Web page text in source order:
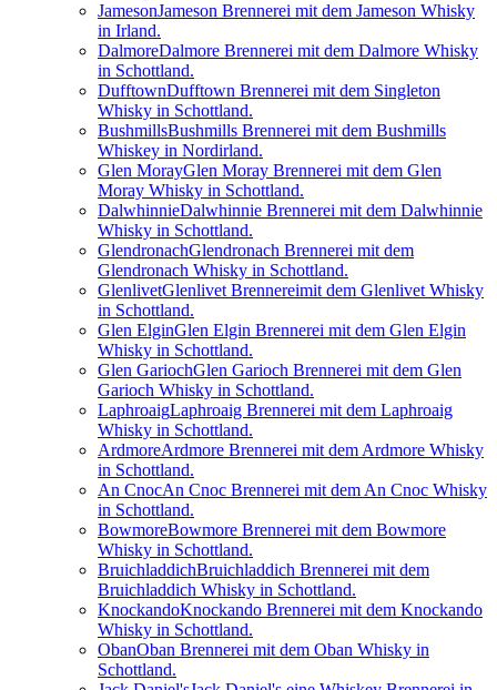
JamesonJameson Brennerei mit dem Jameson Whisky
in Irland.
DalmoreDalmore Brennerei mit dem Dalmore Whisky
in Schottland.
DufftownDufftown Brennerei mit dem Singleton
Whisky in Schottland.
BushmillsBushmills Brennerei mit dem Bushmills
Whiskey in Nordirland.
Glen MorayGlen Moray Brennerei mit dem Glen
Moray Whisky in Schottland.
DalwhinnieDalwhinnie Brennerei mit dem Dalwhinnie
Whisky in Schottland.
GlendronachGlendronach Brennerei mit dem
Glendronach Whisky in Schottland.
GlenlivetGlenlivet Brennereimit dem Glenlivet Whisky
in Schottland.
Glen ElginGlen Elgin Brennerei mit dem Glen Elgin
Whisky in Schottland.
Glen GariochGlen Garioch Brennerei mit dem Glen
Garioch Whisky in Schottland.
LaphroaigLaphroaig Brennerei mit dem Laphroaig
Whisky in Schottland.
ArdmoreArdmore Brennerei mit dem Ardmore Whisky
in Schottland.
An CnocAn Cnoc Brennerei mit dem An Cnoc Whisky
in Schottland.
BowmoreBowmore Brennerei mit dem Bowmore
Whisky in Schottland.
BruichladdichBruichladdich Brennerei mit dem
Bruichladdich Whisky in Schottland.
KnockandoKnockando Brennerei mit dem Knockando
Whisky in Schottland.
ObanOban Brennerei mit dem Oban Whisky in
Schottland.